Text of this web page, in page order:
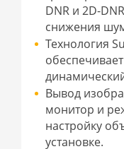
DNR и 2D-
снижения
Технология
Вывод
монитор и
настройку
установке.